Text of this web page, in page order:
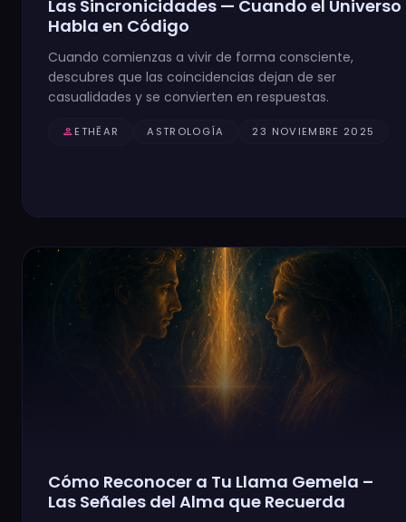
Las Sincronicidades — Cuando el Universo
Habla en Código
Cuando comienzas a vivir de forma consciente,
descubres que las coincidencias dejan de ser
casualidades y se convierten en respuestas.
personETHĒAR ASTROLOGÍA 23 NOVIEMBRE 2025
Cómo Reconocer a Tu Llama Gemela –
Las Señales del Alma que Recuerda